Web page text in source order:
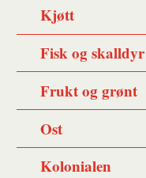
Kjøtt
Fisk og skalldyr
Frukt og grønt
Ost
Kolonialen